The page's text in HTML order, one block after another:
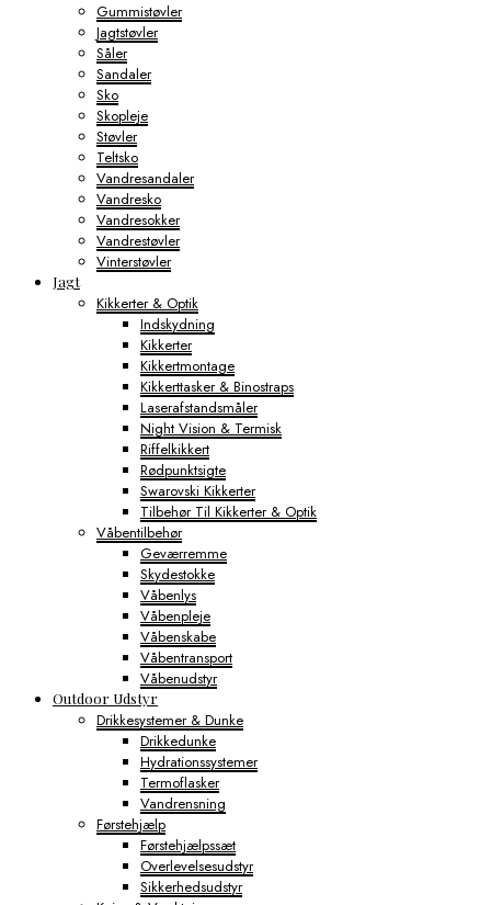
Gummistøvler
Jagtstøvler
Såler
Sandaler
Sko
Skopleje
Støvler
Teltsko
Vandresandaler
Vandresko
Vandresokker
Vandrestøvler
Vinterstøvler
Jagt
Kikkerter & Optik
Indskydning
Kikkerter
Kikkertmontage
Kikkerttasker & Binostraps
Laserafstandsmåler
Night Vision & Termisk
Riffelkikkert
Rødpunktsigte
Swarovski Kikkerter
Tilbehør Til Kikkerter & Optik
Våbentilbehør
Geværremme
Skydestokke
Våbenlys
Våbenpleje
Våbenskabe
Våbentransport
Våbenudstyr
Outdoor Udstyr
Drikkesystemer & Dunke
Drikkedunke
Hydrationssystemer
Termoflasker
Vandrensning
Førstehjælp
Førstehjælpssæt
Overlevelsesudstyr
Sikkerhedsudstyr